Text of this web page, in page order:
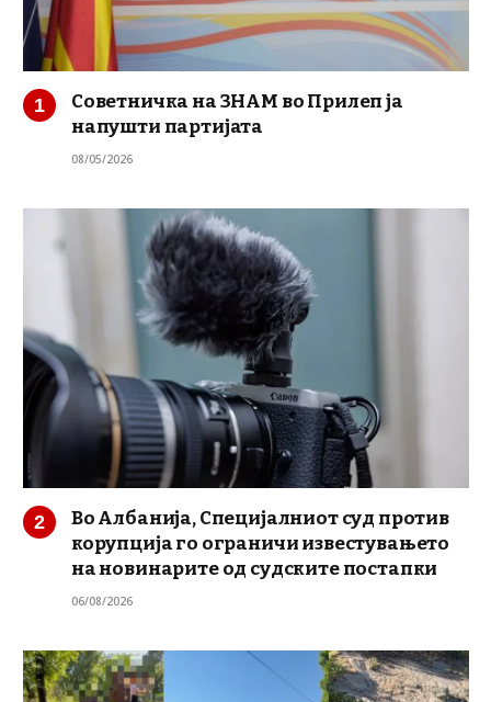
Советничка на ЗНАМ во Прилеп ја
напушти партијата
08/05/2026
Во Албанија, Специјалниот суд против
корупција го ограничи известувањето
на новинарите од судските постапки
06/08/2026